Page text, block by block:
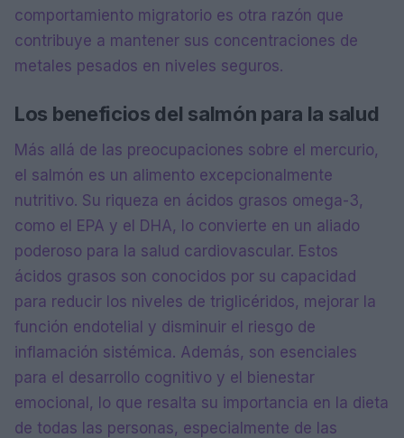
comportamiento migratorio es otra razón que
contribuye a mantener sus concentraciones de
metales pesados en niveles seguros.
Los beneficios del salmón para la salud
Más allá de las preocupaciones sobre el mercurio,
el salmón es un alimento excepcionalmente
nutritivo. Su riqueza en ácidos grasos omega-3,
como el EPA y el DHA, lo convierte en un aliado
poderoso para la salud cardiovascular. Estos
ácidos grasos son conocidos por su capacidad
para reducir los niveles de triglicéridos, mejorar la
función endotelial y disminuir el riesgo de
inflamación sistémica. Además, son esenciales
para el desarrollo cognitivo y el bienestar
emocional, lo que resalta su importancia en la dieta
de todas las personas, especialmente de las